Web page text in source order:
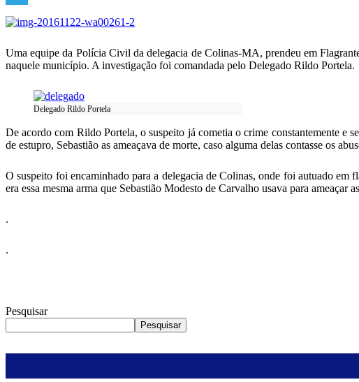
Telegram
Uma equipe da Polícia Civil da delegacia de Colinas-MA, prendeu em
naquele município. A investigação foi comandada pelo Delegado Rildo Portela.
Delegado Rildo Portela
De acordo com Rildo Portela, o suspeito já cometia o crime constantemente e
de estupro, Sebastião as ameaçava de morte, caso alguma delas contasse os
O suspeito foi encaminhado para a delegacia de Colinas, onde foi autuado em
era essa mesma arma que Sebastião Modesto de Carvalho usava para ameaçar
.
.
Pesquisar
Pesquisar